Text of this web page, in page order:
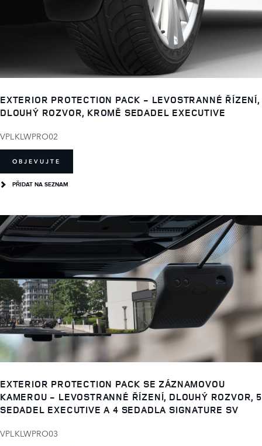
EXTERIOR PROTECTION PACK - LEVOSTRANNÉ ŘÍZENÍ,
DLOUHÝ ROZVOR, KROMĚ SEDADEL EXECUTIVE
VPLKLWPRO02
OBJEVUJTE
PŘIDAT NA SEZNAM
EXTERIOR PROTECTION PACK SE ZÁZNAMOVOU
KAMEROU - LEVOSTRANNÉ ŘÍZENÍ, DLOUHÝ ROZVOR, 5
SEDADEL EXECUTIVE A 4 SEDADLA SIGNATURE SV
VPLKLWPRO03